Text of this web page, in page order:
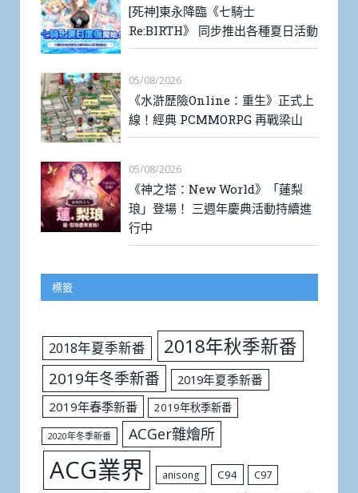
[死神]東永降臨《七騎士
Re:BIRTH》 同步推出各種夏日活動
05/08/2026
《水滸歷險Online：重生》正式上
線！經典 PCMMORPG 再戰梁山
05/08/2026
《神之塔：New World》「蓮梨
琅」登場！ 三週年慶典活動持續進
行中
標籤
2018年夏季新番 2018年秋季新番
2019年冬季新番
2019年夏季新番
2019年春季新番
2019年秋季新番
2020年冬季新番 ACGer雜燴所
ACG業界 anisong C94 C97